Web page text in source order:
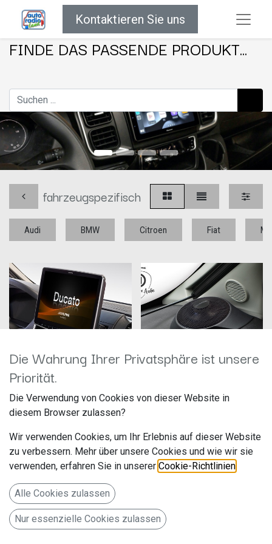
Kontaktieren Sie uns
FINDE DAS PASSENDE PRODUKT...
fahrzeugspezifisch
Audi BMW Citroen Fiat
Alpine ILX-F115DU8S
Hersteller: Alpine
Artikelnummer: ILX-F115DU8S
Ohmstr. 4
85716 Unterschleißheim
Deutschland www.alpine.de
Alpine ILX-F115DU8S Autoradio
mit schwenkbarem 11-Zoll
Touchscreen, DAB+, 1-DIN-
Einbaugehäuse, Apple CarPlay
Wireless und Android Auto
Unterstützung für Fiat Ducato
1.469,00
Alpine SPC-R100-DU
Ohmstr. 4
85716 Unterschleißheim
Deutschland www.alpine.de
Fiat Ducato 3
319,00
Die Wahrung Ihrer Privatsphäre ist unsere
Priorität.
Die Verwendung von Cookies von dieser Website in
diesem Browser zulassen?
Wir verwenden Cookies, um Ihr Erlebnis auf dieser Website
zu verbessern. Mehr über unsere Cookies und wie wir sie
verwenden, erfahren Sie in unserer Cookie-Richtlinien
Alle Cookies zulassen
Nur essenzielle Cookies zulassen